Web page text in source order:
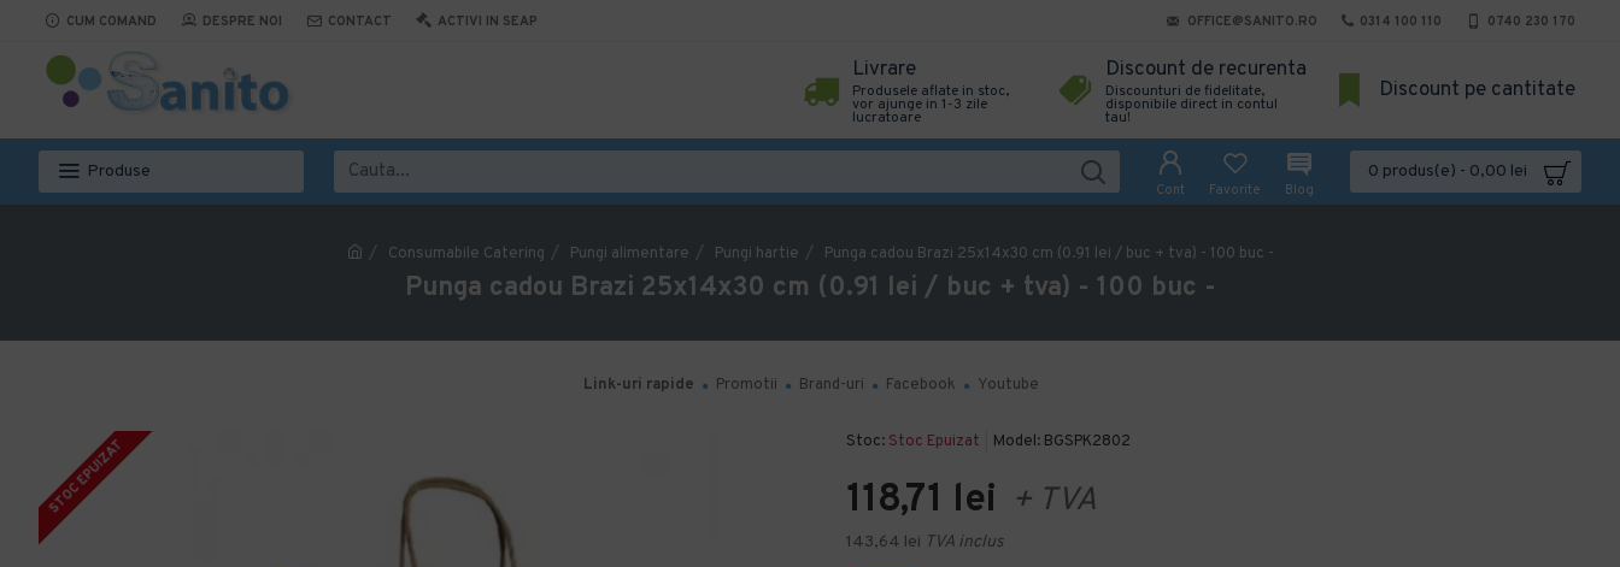
CUM COMAND DESPRE NOI CONTACT ACTIVI IN SEAP OFFICE@SANITO.RO 0314 100 110 0740 230 170
Livrare
Produsele aflate in stoc,
vor ajunge in 1-3 zile
lucratoare
Discount de recurenta
Discounturi de fidelitate,
disponibile direct in contul
tau!
Discount pe cantitate
Produse
Cont Favorite Blog
0 produs(e) - 0,00 lei
Consumabile Catering Pungi alimentare Pungi hartie Punga cadou Brazi 25x14x30 cm (0.91 lei / buc + tva) - 100 buc -
Punga cadou Brazi 25x14x30 cm (0.91 lei / buc + tva) - 100 buc -
Link-uri rapide Promotii Brand-uri Facebook Youtube
STOC EPUIZAT Stoc: Stoc Epuizat Model: BGSPK2802
118,71 lei + TVA
143,64 lei TVA inclus